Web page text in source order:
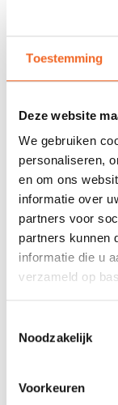
Toestemming
Deze website
We gebruiken
personaliseren,
en om ons
informatie over
partners voor
partners kunnen
informatie die u
verzameld op
Noodzakelijk
Voorkeuren
Nog niet
0
JE